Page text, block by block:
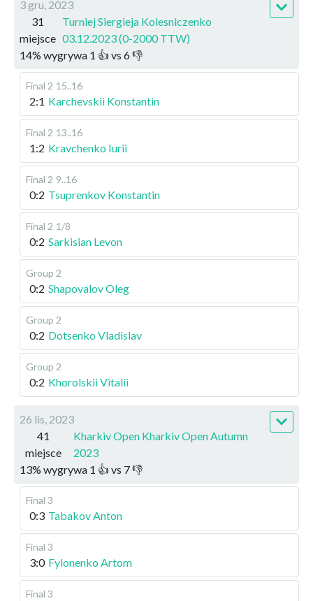
3 gru, 2023
31
miejsce
Turniej Siergieja Kolesniczenko
03.12.2023 (0-2000 TTW)
14% wygrywa 1 👍 vs 6👎
Final 2 15..16
2:1 Karchevskii Konstantin
Final 2 13..16
1:2 Kravchenko Iurii
Final 2 9..16
0:2 Tsuprenkov Konstantin
Final 2 1/8
0:2 Sarkisian Levon
Group 2
0:2 Shapovalov Oleg
Group 2
0:2 Dotsenko Vladislav
Group 2
0:2 Khorolskii Vitalii
26 lis, 2023
41
miejsce
Kharkiv Open Kharkiv Open Autumn
2023
13% wygrywa 1 👍 vs 7👎
Final 3
0:3 Tabakov Anton
Final 3
3:0 Fylonenko Artom
Final 3